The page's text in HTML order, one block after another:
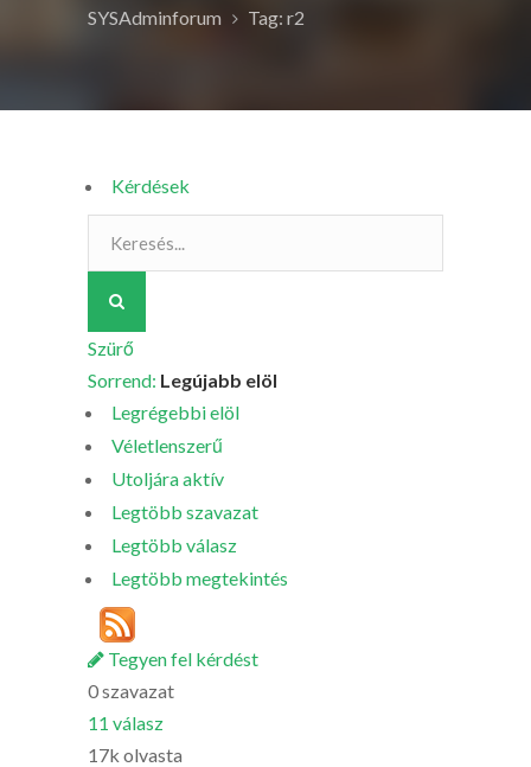
SYSAdminforum Tag: r2
Kérdések
Szürő
Sorrend: Legújabb elöl
Legrégebbi elöl
Véletlenszerű
Utoljára aktív
Legtöbb szavazat
Legtöbb válasz
Legtöbb megtekintés
Tegyen fel kérdést
0szavazat
11 válasz
17k olvasta